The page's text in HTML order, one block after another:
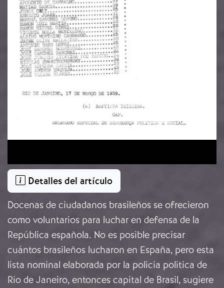
Detalles del artículo
Docenas de ciudadanos brasileños se ofrecieron
como voluntarios para luchar en defensa de la
República española. No es posible precisar
cuántos brasileños lucharon en España, pero esta
lista nominal elaborada por la policía política de
Río de Janeiro, entonces capital de Brasil, sugiere